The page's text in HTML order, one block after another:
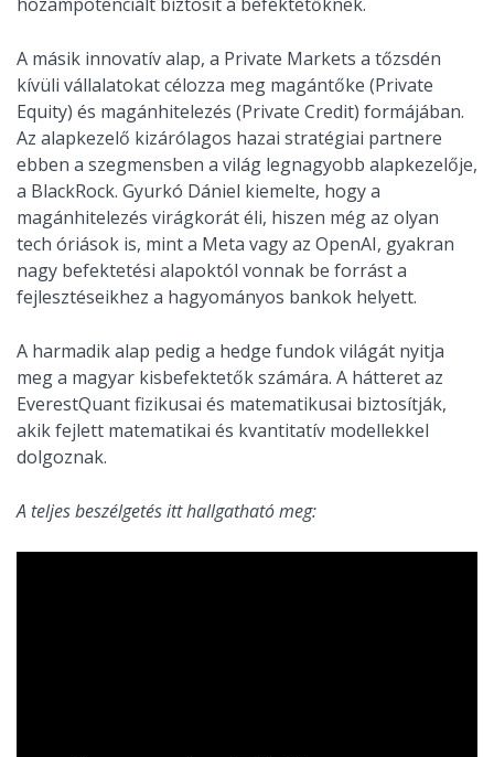
A másik innovatív alap, a Private Markets a tőzsdén
kívüli vállalatokat célozza meg magántőke (Private
Equity) és magánhitelezés (Private Credit) formájában.
Az alapkezelő kizárólagos hazai stratégiai partnere
ebben a szegmensben a világ legnagyobb alapkezelője,
a BlackRock. Gyurkó Dániel kiemelte, hogy a
magánhitelezés virágkorát éli, hiszen még az olyan
tech óriások is, mint a Meta vagy az OpenAI, gyakran
nagy befektetési alapoktól vonnak be forrást a
fejlesztéseikhez a hagyományos bankok helyett.
A harmadik alap pedig a hedge fundok világát nyitja
meg a magyar kisbefektetők számára. A hátteret az
EverestQuant fizikusai és matematikusai biztosítják,
akik fejlett matematikai és kvantitatív modellekkel
dolgoznak.
A teljes beszélgetés itt hallgatható meg: